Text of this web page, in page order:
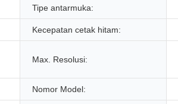
Tipe antarmuka:
Kecepatan cetak hitam:
Max. Resolusi:
Nomor Model: